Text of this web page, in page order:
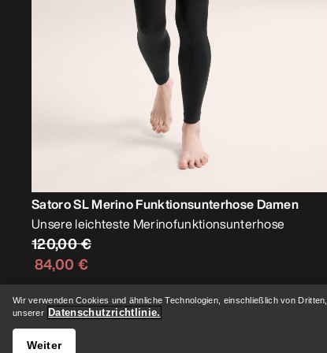
Satoro SL Merino Funktionsunterhose Damen
Unsere leichteste Merinofunktionsunterhose
120,00 €
84,00 €
Wir verwenden Cookies und ähnliche Technologien, einschließlich von
unserer Datenschutzrichtlinie.
Weiter